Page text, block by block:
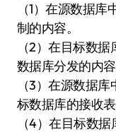
（1）在源数据
制的内容。
（2）在目标数
数据库分发的内容
（3）在源数据
标数据库的接收表
（4）在目标数